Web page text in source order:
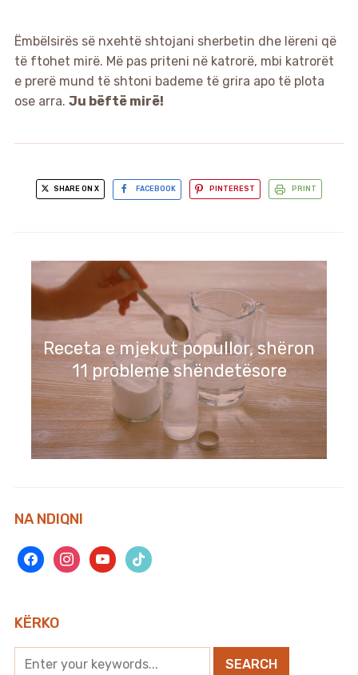
Ëmbëlsirës së nxehtë shtojani sherbetin dhe lëreni që
të ftohet mirë. Më pas priteni në katrorë, mbi katrorët
e prerë mund të shtoni bademe të grira apo të plota
ose arra. Ju bëftë mirë!
SHARE ON X FACEBOOK PINTEREST PRINT
Tortë shumë e thjeshtë dhe e
gatshme për vetëm 10 minuta
Receta e mjekut popullor, shëron
11 probleme shëndetësore
NA NDIQNI
facebookinstagramyoutubetiktok
KËRKO